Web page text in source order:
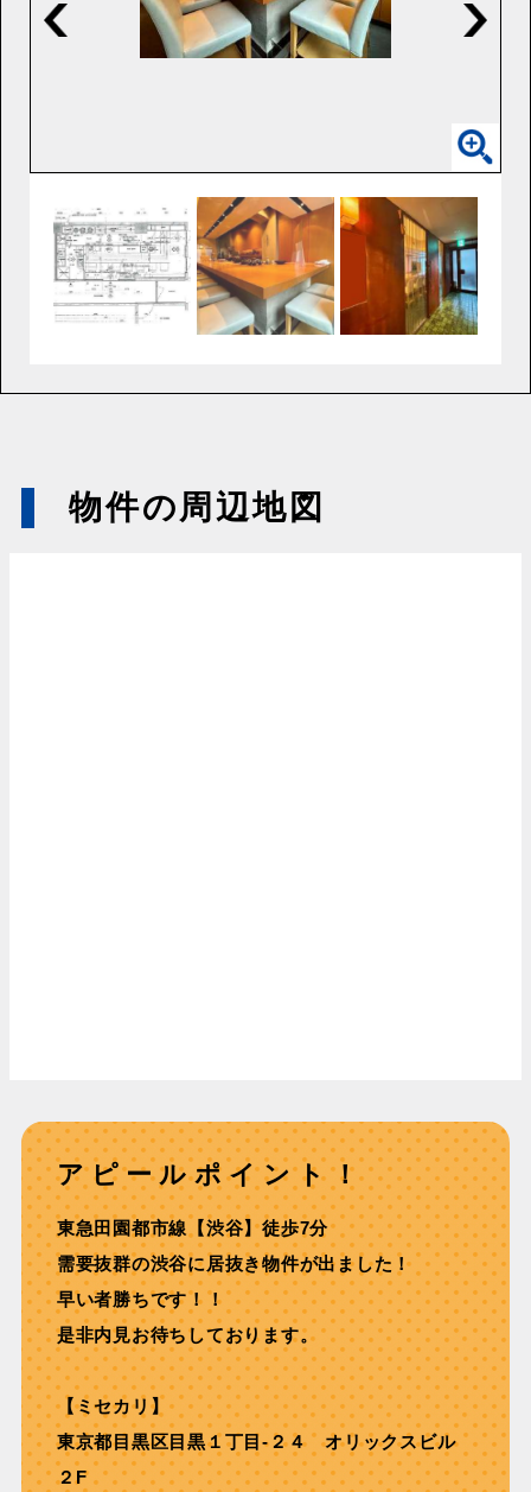
物件の周辺地図
アピールポイント！
東急⽥園都市線【渋⾕】徒歩7分
需要抜群の渋谷に居抜き物件が出ました！
早い者勝ちです！！
是非内見お待ちしております。
【ミセカリ】
東京都目黒区目黒１丁目-２４ オリックスビル
２F